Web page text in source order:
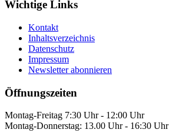
Wichtige Links
Kontakt
Inhaltsverzeichnis
Datenschutz
Impressum
Newsletter abonnieren
Öffnungszeiten
Montag-Freitag 7:30 Uhr - 12:00 Uhr
Montag-Donnerstag: 13.00 Uhr - 16:30 Uhr